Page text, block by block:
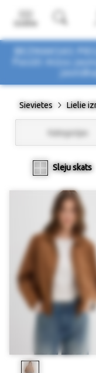
BEZMAKSAS
Pasūti mūsu
Sievietes Lielie
Kategorijas
Sleju skats